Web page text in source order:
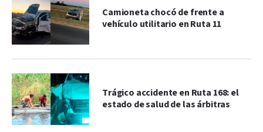
Camioneta chocó de frente a
vehículo utilitario en Ruta 11
Trágico accidente en Ruta 168: el
estado de salud de las árbitras